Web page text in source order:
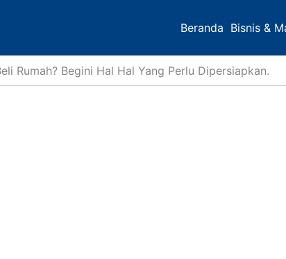
Beranda Bisnis &
Rumah? Begini Hal Hal Yang Perlu Dipersiapkan.